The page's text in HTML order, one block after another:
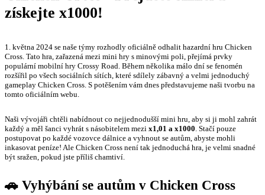
získejte x1000!
1. května 2024 se naše týmy rozhodly oficiálně odhalit hazardní hru Chicken
Cross. Tato hra, zařazená mezi mini hry s minovými poli, přejímá prvky
populární mobilní hry Crossy Road. Během několika málo dní se fenomén
rozšířil po všech sociálních sítích, které sdílely zábavný a velmi jednoduchý
gameplay Chicken Cross. S potěšením vám dnes představujeme naši tvorbu na
tomto oficiálním webu.
Naši vývojáři chtěli nabídnout co nejjednodušší mini hru, aby si ji mohl zahrát
každý a měl šanci vyhrát s násobitelem mezi x1,01 a x1000 . Stačí pouze
postupovat po každé vozovce dálnice a vyhnout se autům, abyste mohli
inkasovat peníze! Ale Chicken Cross není tak jednoduchá hra, je velmi snadné
být sražen, pokud jste příliš chamtiví.
🚗 Vyhýbání se autům v Chicken Cross